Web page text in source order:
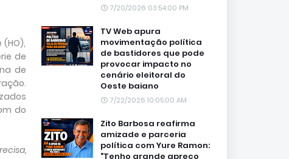
de
de
do
7/20/2026 03:54:00 PM
TV Web apura
movimentação política
de bastidores que pode
provocar impacto no
cenário eleitoral do
Oeste baiano
7/22/2026 10:05:00 AM
Zito Barbosa reafirma
amizade e parceria
política com Yure Ramon:
"Tenho grande apreço